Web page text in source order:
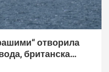
отворила
британска